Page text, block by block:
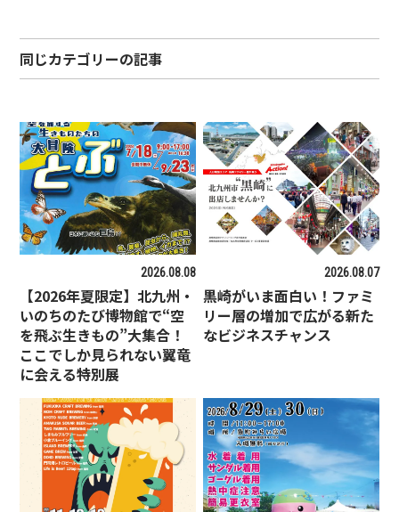
同じカテゴリーの記事
2026.08.08
【2026年夏限定】北九州・
いのちのたび博物館で“空
を飛ぶ生きもの”大集合！
ここでしか見られない翼竜
に会える特別展
2026.08.07
黒崎がいま面白い！ファミ
リー層の増加で広がる新た
なビジネスチャンス